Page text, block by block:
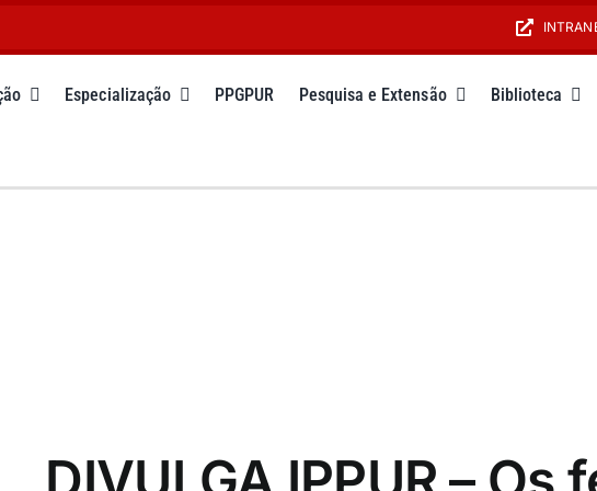
Especialização PPGPUR Pesquisa e Extensão Biblioteca